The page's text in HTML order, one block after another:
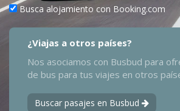
Busca alojamiento con Booking.com
¿Viajas a otros países?
Nos asociamos con Busbud para
de bus para tus viajes en otros
Buscar pasajes en Busbud